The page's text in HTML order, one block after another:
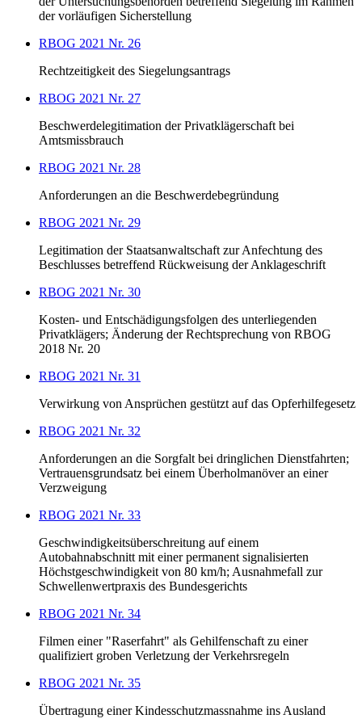
der vorläufigen Sicherstellung
RBOG 2021 Nr. 26
Rechtzeitigkeit des Siegelungsantrags
RBOG 2021 Nr. 27
Beschwerdelegitimation der Privatklägerschaft bei
Amtsmissbrauch
RBOG 2021 Nr. 28
Anforderungen an die Beschwerdebegründung
RBOG 2021 Nr. 29
Legitimation der Staatsanwaltschaft zur Anfechtung des
Beschlusses betreffend Rückweisung der Anklageschrift
RBOG 2021 Nr. 30
Kosten- und Entschädigungsfolgen des unterliegenden
Privatklägers; Änderung der Rechtsprechung von RBOG
2018 Nr. 20
RBOG 2021 Nr. 31
Verwirkung von Ansprüchen gestützt auf das Opferhilfegesetz
RBOG 2021 Nr. 32
Anforderungen an die Sorgfalt bei dringlichen Dienstfahrten;
Vertrauensgrundsatz bei einem Überholmanöver an einer
Verzweigung
RBOG 2021 Nr. 33
Geschwindigkeitsüberschreitung auf einem
Autobahnabschnitt mit einer permanent signalisierten
Höchstgeschwindigkeit von 80 km/h; Ausnahmefall zur
Schwellenwertpraxis des Bundesgerichts
RBOG 2021 Nr. 34
Filmen einer "Raserfahrt" als Gehilfenschaft zu einer
qualifiziert groben Verletzung der Verkehrsregeln
RBOG 2021 Nr. 35
Übertragung einer Kindesschutzmassnahme ins Ausland